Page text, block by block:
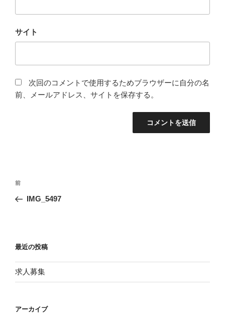
サイト
次回のコメントで使用するためブラウザーに自分の名
前、メールアドレス、サイトを保存する。
投
ナ
ー
シ
ョ
前
の
前
IMG_5497
最近の投稿
求人募集
アーカイブ